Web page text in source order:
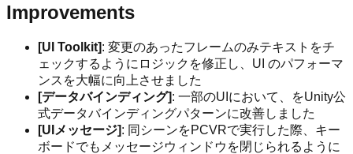
Improvements
[UI Toolkit]: 変更のあったフレームのみテキストをチ
ェックするようにロジックを修正し、UI のパフォーマ
ンスを大幅に向上させました
[データバインディング]: 一部のUIにおいて、をUnity公
式データバインディングパターンに改善しました
[UIメッセージ]: 同シーンをPCVRで実行した際、キー
ボードでもメッセージウィンドウを閉じられるように